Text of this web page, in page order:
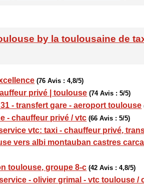
by la toulousaine de
(76 Avis : 4,8/5)
privé | toulouse (74 Avis : 5/5)
- transfert gare - aeroport toulouse
- chauffeur privé / vtc (66 Avis : 5/5)
vtc: taxi - chauffeur privé,
vers albi montauban castres
toulouse, groupe 8-c (42 Avis : 4,8/5)
- olivier grimal - vtc toulouse /